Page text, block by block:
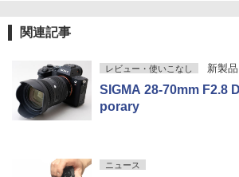
関連記事
レビュー・使いこなし 新製
SIGMA 28-70mm F2.8
porary
ニュース